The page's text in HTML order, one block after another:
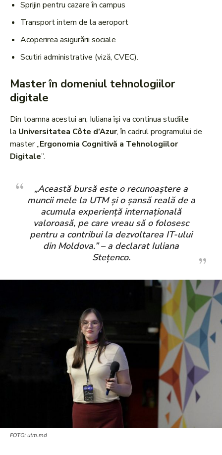
Sprijin pentru cazare în campus
Transport intern de la aeroport
Acoperirea asigurării sociale
Scutiri administrative (viză, CVEC).
Master în domeniul tehnologiilor
digitale
Din toamna acestui an, Iuliana își va continua studiile
la Universitatea Côte d’Azur, în cadrul programului de
master „Ergonomia Cognitivă a Tehnologiilor
Digitale”.
„Această bursă este o recunoaștere a
muncii mele la UTM și o șansă reală de a
acumula experiență internațională
valoroasă, pe care vreau să o folosesc
pentru a contribui la dezvoltarea IT-ului
din Moldova.” – a declarat Iuliana
Stețenco.
FOTO: utm.md